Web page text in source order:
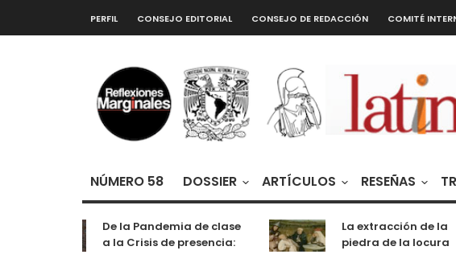
PERFIL CONSEJO EDITORIAL CONSEJO DE REDACCIÓN COMITÉ
NÚMERO 58 DOSSIER ARTÍCULOS RESEÑAS
De la Pandemia de clase
a la Crisis de presencia:
La extracción de la
piedra de la locura